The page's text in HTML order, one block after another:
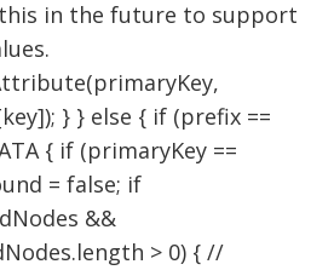
in the future to support
} } else { if (prefix ==
{ if (primaryKey ==
= false; if
&&
> 0) { //